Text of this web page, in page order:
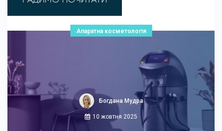
Апаратна косметологія
Богдана Мудра
10 жовтня 2025